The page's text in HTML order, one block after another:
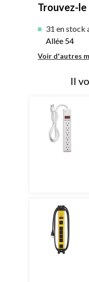
Trouvez-le
31 en stock
Allée 54
Voir d'autres
Il